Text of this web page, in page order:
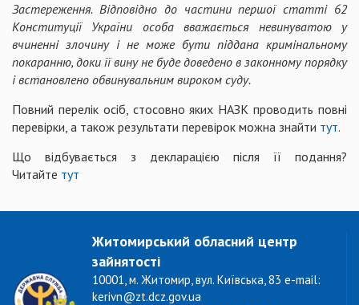
Застереження. Відповідно до частини першої статті 62
Конституції України особа вважається невинуватою у
вчиненні злочину і не може бути піддана кримінальному
покаранню, доки її вину не буде доведено в законному порядку
і встановлено обвинувальним вироком суду.
Повний перелік осіб, стосовно яких НАЗК проводить повні
перевірки, а також результати перевірок можна знайти тут.
Що відбувається з декларацією після її подання?
Читайте тут
Житомирський обласний центр
зайнятості
10001, м. Житомир, вул. Київська, 83 e-mail:
kerivn@zt.dcz.gov.ua